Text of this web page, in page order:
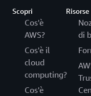
Scopri
Cos'è
AWS?
Cos'è il
cloud
computing?
Cos'è
Risorse
di